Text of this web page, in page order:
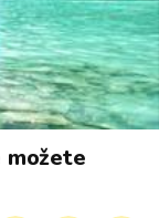
možete